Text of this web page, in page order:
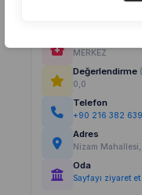
MERKEZ
Değerlendirme
0,0
Telefon
+90 216 382
Adres
Nizam
Oda
Sayfayı ziyaret et